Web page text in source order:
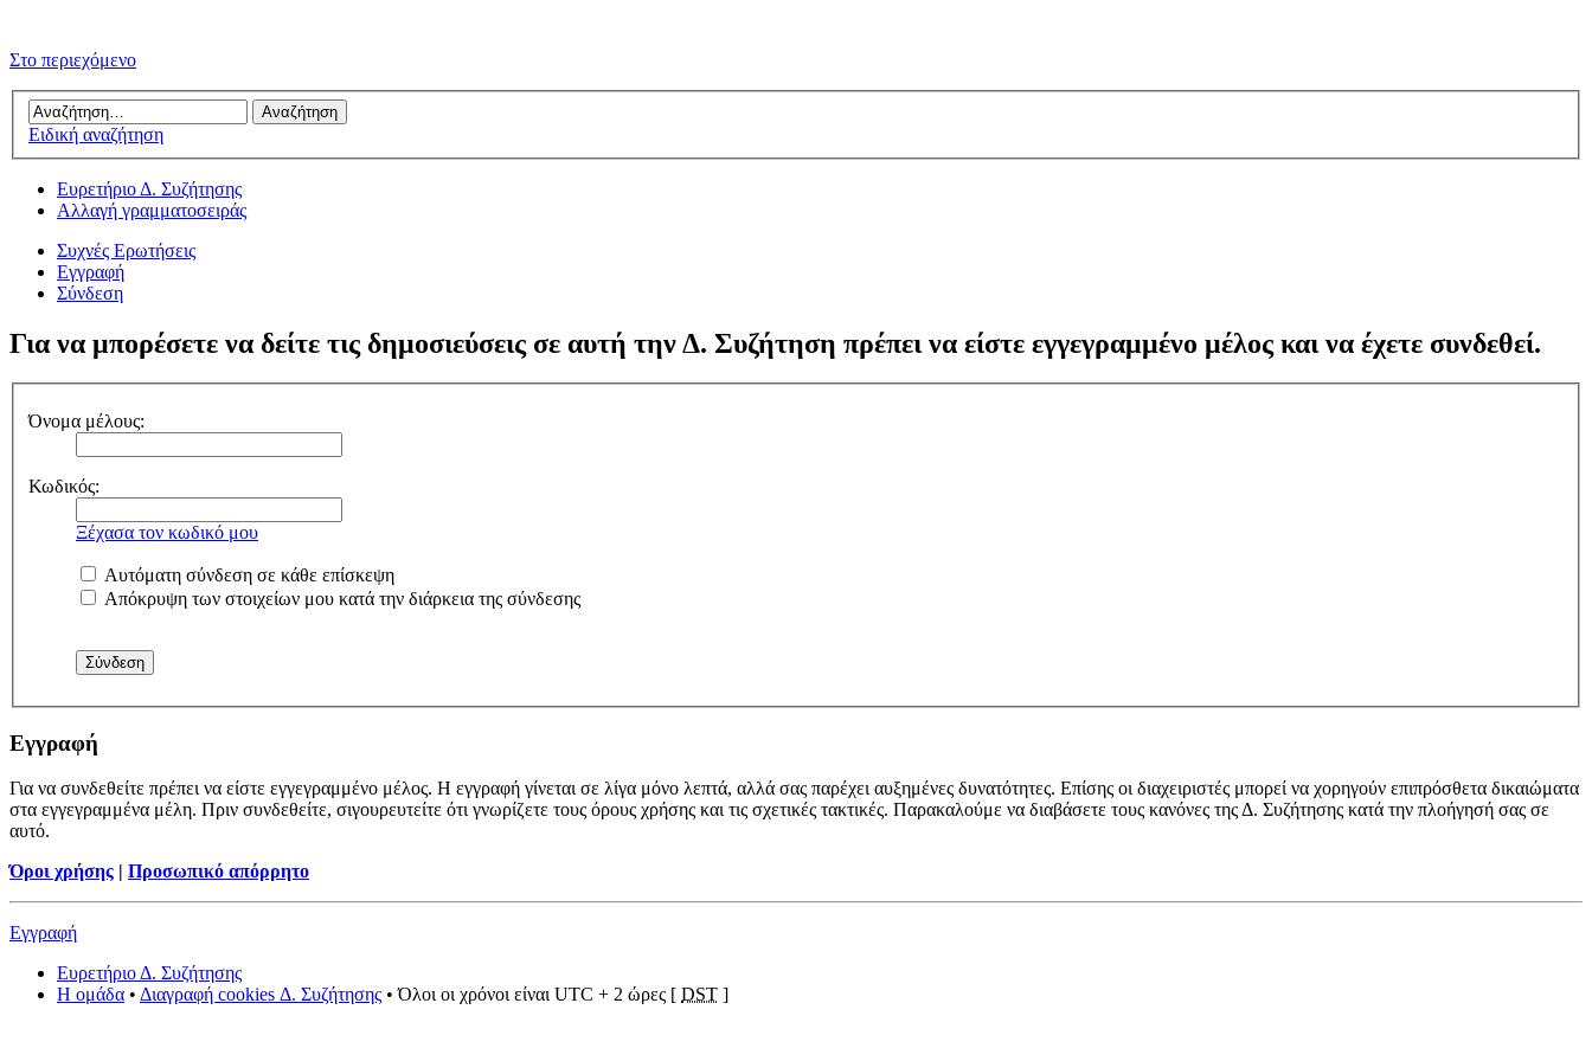
Στο περιεχόμενο
Ειδική αναζήτηση
Ευρετήριο Δ. Συζήτησης
Αλλαγή γραμματοσειράς
Συχνές Ερωτήσεις
Εγγραφή
Σύνδεση
Για να μπορέσετε να δείτε τις δημοσιεύσεις σε αυτή την Δ. Συζήτηση πρέπει να είστε εγγεγραμμένο μέλος και να έχετε συνδεθεί.
Όνομα μέλους:
Κωδικός:
Ξέχασα τον κωδικό μου
Αυτόματη σύνδεση σε κάθε επίσκεψη
Απόκρυψη των στοιχείων μου κατά την διάρκεια της σύνδεσης
Εγγραφή
Για να συνδεθείτε πρέπει να είστε εγγεγραμμένο μέλος. Η εγγραφή γίνεται σε λίγα μόνο λεπτά, αλλά σας παρέχει αυξημένες δυνατότητες. Επίσης οι διαχειριστές μπορεί να χορηγούν επιπρόσθετα δικαιώματα
στα εγγεγραμμένα μέλη. Πριν συνδεθείτε, σιγουρευτείτε ότι γνωρίζετε τους όρους χρήσης και τις σχετικές τακτικές. Παρακαλούμε να διαβάσετε τους κανόνες της Δ. Συζήτησης κατά την πλοήγησή σας σε
αυτό.
Όροι χρήσης | Προσωπικό απόρρητο
Εγγραφή
Ευρετήριο Δ. Συζήτησης
Η ομάδα • Διαγραφή cookies Δ. Συζήτησης • Όλοι οι χρόνοι είναι UTC + 2 ώρες [ DST ]